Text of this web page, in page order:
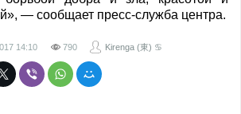
— сообщает пресс-служба центра.
14:10 790 Kirenga (東) ♋